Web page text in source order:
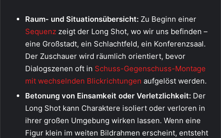
Raum- und Situationsübersicht: Zu Beginn einer
Sequenz zeigt der Long Shot, wo wir uns befinden –
eine Großstadt, ein Schlachtfeld, ein Konferenzsaal.
Der Zuschauer wird räumlich orientiert, bevor
Dialogszenen oft in Schuss-Gegenschuss-Montage
mit wechselnden Blickrichtungen aufgelöst werden.
Betonung von Einsamkeit oder Verletzlichkeit: Der
Long Shot kann Charaktere isoliert oder verloren in
ihrer großen Umgebung wirken lassen. Wenn eine
Figur klein im weiten Bildrahmen erscheint, entsteht